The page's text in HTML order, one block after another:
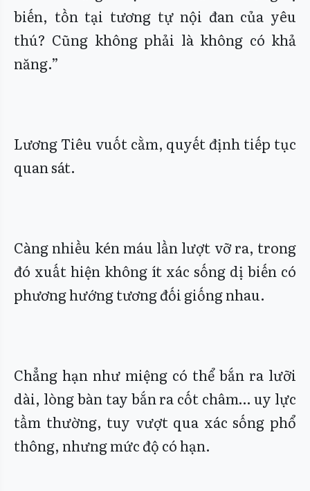
biến, tồn tại tương tự nội đan của yêu
thú? Cũng không phải là không có khả
năng.”
Lương Tiêu vuốt cằm, quyết định tiếp tục
quan sát.
Càng nhiều kén máu lần lượt vỡ ra, trong
đó xuất hiện không ít xác sống dị biến có
phương hướng tương đối giống nhau.
Chẳng hạn như miệng có thể bắn ra lưỡi
dài, lòng bàn tay bắn ra cốt châm… uy lực
tầm thường, tuy vượt qua xác sống phổ
thông, nhưng mức độ có hạn.